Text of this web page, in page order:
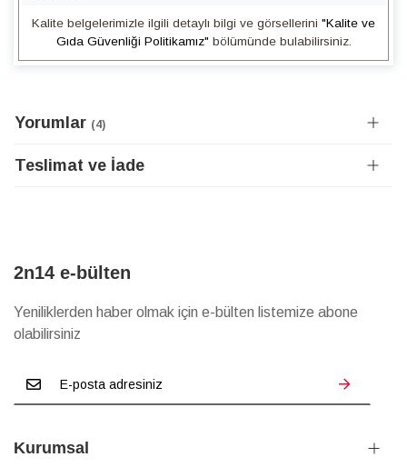
Kalite belgelerimizle ilgili detaylı bilgi ve görsellerini "Kalite ve
Gıda Güvenliği Politikamız" bölümünde bulabilirsiniz.
Yorumlar 4
Teslimat ve İade
2n14 e-bülten
Yeniliklerden haber olmak için e-bülten listemize abone
olabilirsiniz
Kurumsal